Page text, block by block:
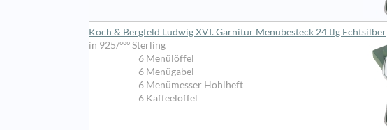
Koch & Bergfeld Ludwig XVI. Garnitur Menübesteck 24 tlg Echtsilber
in 925/ººº Sterling
6 Menülöffel
6 Menügabel
6 Menümesser Hohlheft
6 Kaffeelöffel